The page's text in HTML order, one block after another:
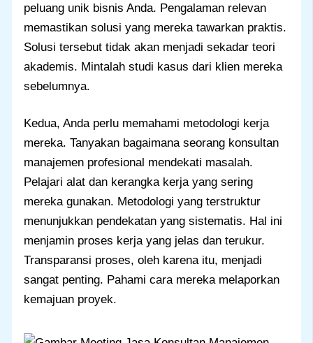
peluang unik bisnis Anda. Pengalaman relevan
memastikan solusi yang mereka tawarkan praktis.
Solusi tersebut tidak akan menjadi sekadar teori
akademis. Mintalah studi kasus dari klien mereka
sebelumnya.
Kedua, Anda perlu memahami metodologi kerja
mereka. Tanyakan bagaimana seorang konsultan
manajemen profesional mendekati masalah.
Pelajari alat dan kerangka kerja yang sering
mereka gunakan. Metodologi yang terstruktur
menunjukkan pendekatan yang sistematis. Hal ini
menjamin proses kerja yang jelas dan terukur.
Transparansi proses, oleh karena itu, menjadi
sangat penting. Pahami cara mereka melaporkan
kemajuan proyek.